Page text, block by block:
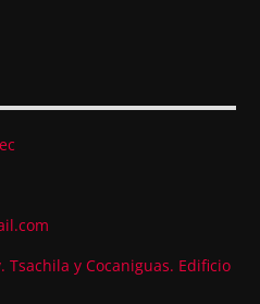
Tsachila y Cocaniguas. Edificio